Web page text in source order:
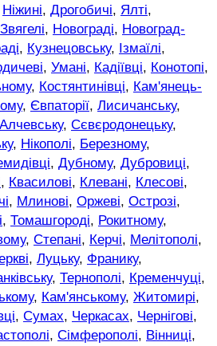
Ніжині, Дрогобичі, Ялті,
Звягелі, Новограді, Новоград-
, Кузнецовську, Ізмаїлі,
, Умані, Кадіївці, Конотопі,
, Костянтинівці, Кам'янець-
, Євпаторії, Лисичанську,
Алчевську, Сєвєродонецьку,
, Нікополі, Березному,
, Дубному, Дубровиці,
, Квасилові, Клевані, Клесові,
, Млинові, Оржеві, Острозі,
, Томашгороді, Рокитному,
, Степані, Керчі, Мелітополі,
, Луцьку, Франику,
, Тернополі, Кременчуці,
, Кам'янському, Житомирі,
, Сумах, Черкасах, Чернігові,
, Сімферополі, Вінниці,